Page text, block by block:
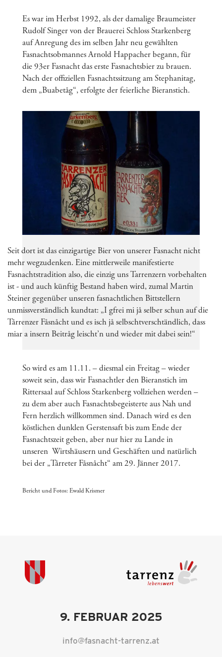
Es war im Herbst 1992, als der damalige Braumeister
Rudolf Singer von der Brauerei Schloss Starkenberg
auf Anregung des im selben Jahr neu gewählten
Fasnachtsobmannes Arnold Happacher begann, für
die 93er Fasnacht das erste Fasnachtsbier zu brauen.
Nach der offiziellen Fasnachtssitzung am Stephanitag,
dem „Buabetåg“, erfolgte der feierliche Bieranstich.
Seit dort ist das einzigartige Bier von unserer Fasnacht nicht
mehr wegzudenken. Eine mittlerweile manifestierte
Fasnachtstradition also, die einzig uns Tarrenzern vorbehalten
ist - und auch künftig Bestand haben wird, zumal Martin
Steiner gegenüber unseren fasnachtlichen Bittstellern
unmissverständlich kundtat: „I gfrei mi jå selber schun auf die
Tårrenzer Fåsnåcht und es isch jå selbschtverschtändlich, dass
miar a insern Beitråg leischt’n und wieder mit dabei sein!“
So wird es am 11.11. – diesmal ein Freitag – wieder
soweit sein, dass wir Fasnachtler den Bieranstich im
Rittersaal auf Schloss Starkenberg vollziehen werden –
zu dem aber auch Fasnachtsbegeisterte aus Nah und
Fern herzlich willkommen sind. Danach wird es den
köstlichen dunklen Gerstensaft bis zum Ende der
Fasnachtszeit geben, aber nur hier zu Lande in
unseren Wirtshäusern und Geschäften und natürlich
bei der „Tårreter Fåsnåcht“ am 29. Jänner 2017.
Bericht und Fotos:Ewald Krismer
9. FEBRUAR 2025
info@fasnacht-tarrenz.at